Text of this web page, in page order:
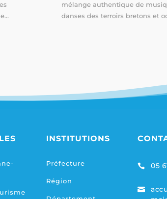
mélange authentique de
danses des terroirs bretons et
INSTITUTIONS
Préfecture
Région
 05
